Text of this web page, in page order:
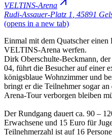
VELTINS-Arena
Rudi-Assauer-Platz 1 45891
(opens in a new tab)
Einmal mit dem Quatscher
VELTINS-Arena werfen.
Dirk Oberschulte-Beckmann,
04, führt die Besucher auf einer
königsblaue Wohnzimmer und
bringt er die Teilnehmer sogar
Arena-Tour verborgen bleiben
Der Rundgang dauert ca. 90 –
Erwachsene und 15 Euro für
Teilnehmerzahl ist auf 16